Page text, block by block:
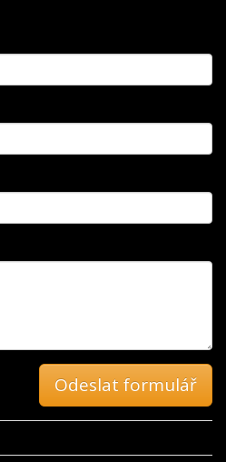
Odeslat formulář